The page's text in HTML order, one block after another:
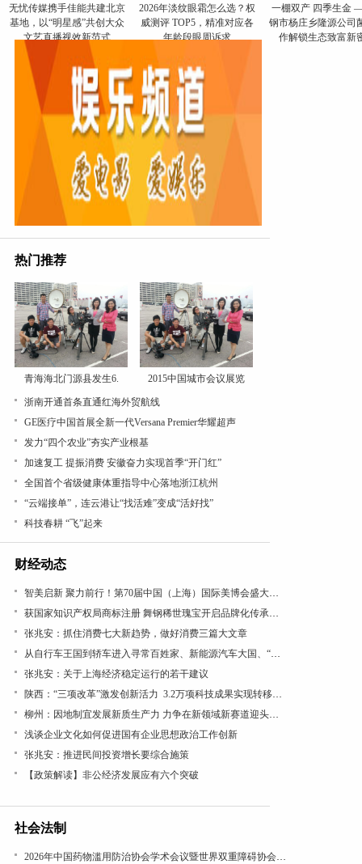
无忧传媒携手佳能共建北京
基地，以“明星感”共创大众
文艺直播视效新范式
​2026年淡纹眼霜怎么选？权
威测评 TOP5，精准对应各
年龄段眼周诉求
一棚双产 四季生金
钢市杨庄乡隆源公司
作解锁生态致富新
热门推荐
青海海北门源县发生6. 2015中国城市会议展览
浙南开通首条直通红海外贸航线
GE医疗中国首展全新一代Versana Premier华耀超声
发力“四个农业”夯实产业根基
加速复工 提振消费 安徽奋力实现首季“开门红”
全国首个省级健康体重指导中心落地浙江杭州
“云端接单”，连云港让“找活难”变成“活好找”
科技春耕 “飞”起来
财经动态
智美启新 聚力前行！第70届中国（上海）国际美博会盛大开幕
获国家知识产权局商标注册 舞钢稀世瑰宝开启品牌化传承新篇
张兆安：抓住消费七大新趋势，做好消费三篇大文章
从自行车王国到轿车进入寻常百姓家、新能源汽车大国、“低空经济”看“汽车文化”理论的引领作用
张兆安：关于上海经济稳定运行的若干建议
陕西：“三项改革”激发创新活力 3.2万项科技成果实现转移转化
柳州：因地制宜发展新质生产力 力争在新领域新赛道迎头赶上
浅谈企业文化如何促进国有企业思想政治工作创新
张兆安：推进民间投资增长要综合施策
【政策解读】非公经济发展应有六个突破
社会法制
2026年中国药物滥用防治协会学术会议暨世界双重障碍协会年会在沪召开